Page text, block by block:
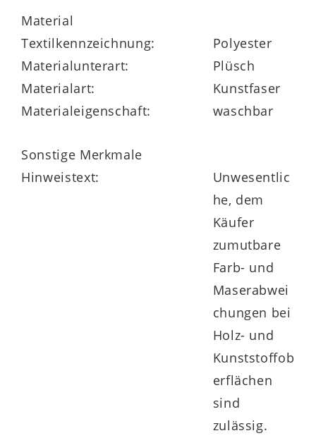
geschlossen werden!
Der Sitzsack Made in Germany ist in vielen
Material
Textilkennzeichnung:
Polyester
Materialunterart:
Plüsch
Materialart:
Kunstfaser
Materialeigenschaft:
waschbar
Sonstige Merkmale
Hinweistext:
Unwesentlic
he, dem
Käufer
zumutbare
Farb- und
Maserabwei
chungen bei
Holz- und
Kunststoffob
erflächen
sind
zulässig.